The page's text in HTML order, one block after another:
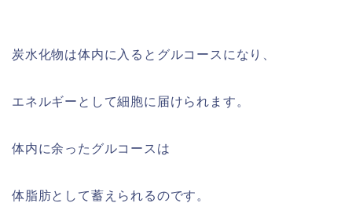
炭水化物は体内に入るとグルコースになり、
エネルギーとして細胞に届けられます。
体内に余ったグルコースは
体脂肪として蓄えられるのです。